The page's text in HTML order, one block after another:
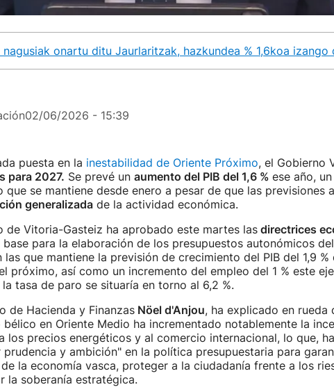
onartu ditu Jaurlaritzak, hazkundea % 1,6koa izango
02/06/2026 - 15:39
puesta en la inestabilidad de Oriente Próximo, el Gobierno
para 2027. Se prevé un aumento del PIB del 1,6 % ese año,
que se mantiene desde enero a pesar de que las previsiones
generalizadade la actividad económica.
de Vitoria-Gasteiz ha aprobado este martes lasdirectrices
base para la elaboración de los presupuestos autonómicos
las que mantiene la previsión de crecimiento del PIB del 1,9
próximo, así como un incremento del empleo del 1 % este
la tasa de paro se situaría en torno al 6,2 %.
de Hacienda y FinanzasNöel d'Anjou, ha explicado en rueda
en Oriente Medio ha incrementado notablemente la
los precios energéticos y al comercio internacional, lo que,
prudencia y ambición" en la política presupuestaria para
la economía vasca, proteger a la ciudadanía frente a los
la soberanía estratégica.